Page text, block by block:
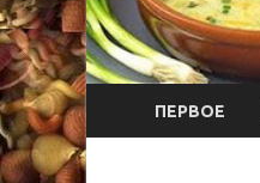
ПЕРВОЕ